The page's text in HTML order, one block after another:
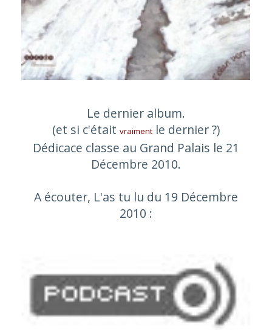
Le dernier album.
(et si c'était vraimentle dernier ?)
Dédicace classe au Grand Palais le 21
Décembre 2010.
A écouter, L'as tu lu du 19 Décembre
2010 :